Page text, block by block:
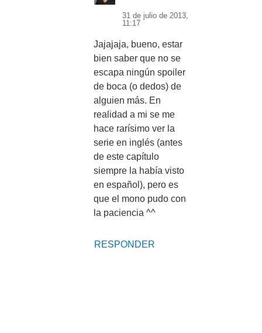
31 de julio de 2013,
11:17
Jajajaja, bueno, estar
bien saber que no se
escapa ningún spoiler
de boca (o dedos) de
alguien más. En
realidad a mi se me
hace rarísimo ver la
serie en inglés (antes
de este capítulo
siempre la había visto
en español), pero es
que el mono pudo con
la paciencia ^^
RESPONDER